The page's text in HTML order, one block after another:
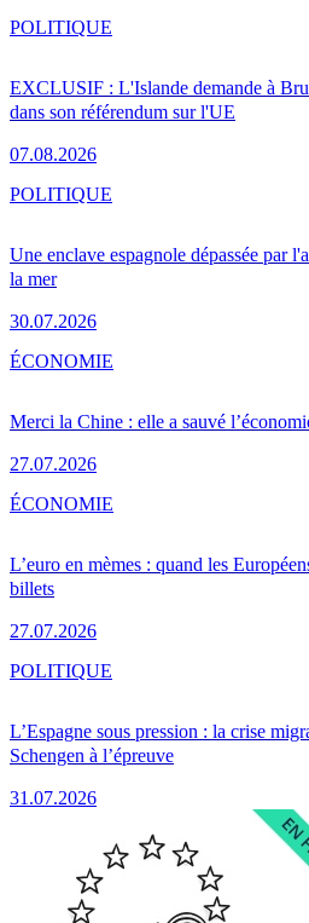
EXCLUSIF : L'Islande demande à
dans son référendum sur l'UE
07.08.2026
POLITIQUE
Une enclave espagnole dépassée par
la mer
30.07.2026
POLITIQUE
Merci la Chine : elle a sauvé
27.07.2026
ÉCONOMIE
L’euro en mèmes : quand les
billets
27.07.2026
ÉCONOMIE
L’Espagne sous pression : la crise
Schengen à l’épreuve
31.07.2026
POLITIQUE